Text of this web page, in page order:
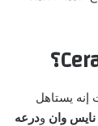
إنه يستاهل
نايس وان ودرعه